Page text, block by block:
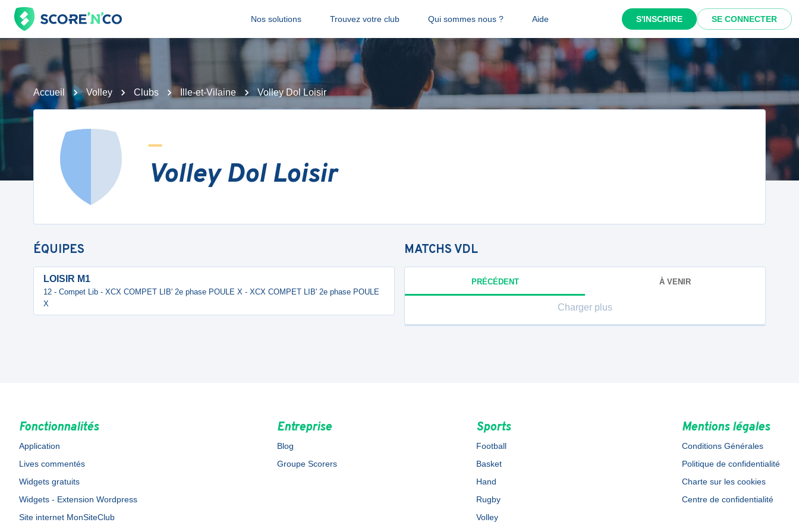
Nos solutions Trouvez votre club Qui sommes nous ? Aide S'INSCRIRE SE CONNECTER
Accueil Volley Clubs Ille-et-Vilaine Volley Dol Loisir
Volley Dol Loisir
ÉQUIPES
LOISIR M1
12 - Compet Lib - XCX COMPET LIB' 2e phase POULE X - XCX COMPET LIB' 2e phase POULE
X
MATCHSVDL
PRÉCÉDENT À VENIR
Charger plus
Fonctionnalités
Application
Lives commentés
Widgets gratuits
Widgets - Extension Wordpress
Site internet MonSiteClub
Entreprise
Blog
Groupe Scorers
Sports
Football
Basket
Hand
Rugby
Volley
Mentions légales
Conditions Générales
Politique de confidentialité
Charte sur les cookies
Centre de confidentialité